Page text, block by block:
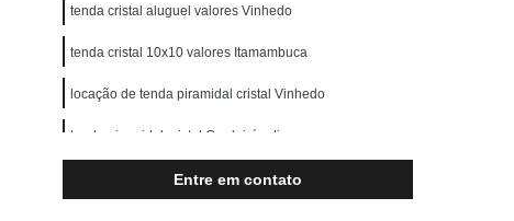
tenda cristal aluguel valores Vinhedo
tenda cristal 10x10 valores Itamambuca
locação de tenda piramidal cristal Vinhedo
tenda piramidal cristal Cordeirópolis
Entre em contato